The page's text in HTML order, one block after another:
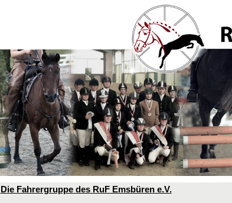
Die Fahrergruppe des RuF Emsbüren e.V.